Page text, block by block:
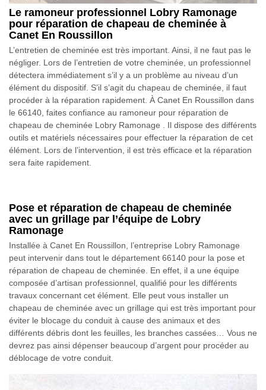
Le ramoneur professionnel Lobry Ramonage
pour réparation de chapeau de cheminée à
Canet En Roussillon
L’entretien de cheminée est très important. Ainsi, il ne faut pas le
négliger. Lors de l’entretien de votre cheminée, un professionnel
détectera immédiatement s’il y a un problème au niveau d’un
élément du dispositif. S’il s’agit du chapeau de cheminée, il faut
procéder à la réparation rapidement. À Canet En Roussillon dans
le 66140, faites confiance au ramoneur pour réparation de
chapeau de cheminée Lobry Ramonage . Il dispose des différents
outils et matériels nécessaires pour effectuer la réparation de cet
élément. Lors de l’intervention, il est très efficace et la réparation
sera faite rapidement.
Pose et réparation de chapeau de cheminée
avec un grillage par l’équipe de Lobry
Ramonage
Installée à Canet En Roussillon, l’entreprise Lobry Ramonage
peut intervenir dans tout le département 66140 pour la pose et
réparation de chapeau de cheminée. En effet, il a une équipe
composée d’artisan professionnel, qualifié pour les différents
travaux concernant cet élément. Elle peut vous installer un
chapeau de cheminée avec un grillage qui est très important pour
éviter le blocage du conduit à cause des animaux et des
différents débris dont les feuilles, les branches cassées… Vous ne
devrez pas ainsi dépenser beaucoup d’argent pour procéder au
déblocage de votre conduit.